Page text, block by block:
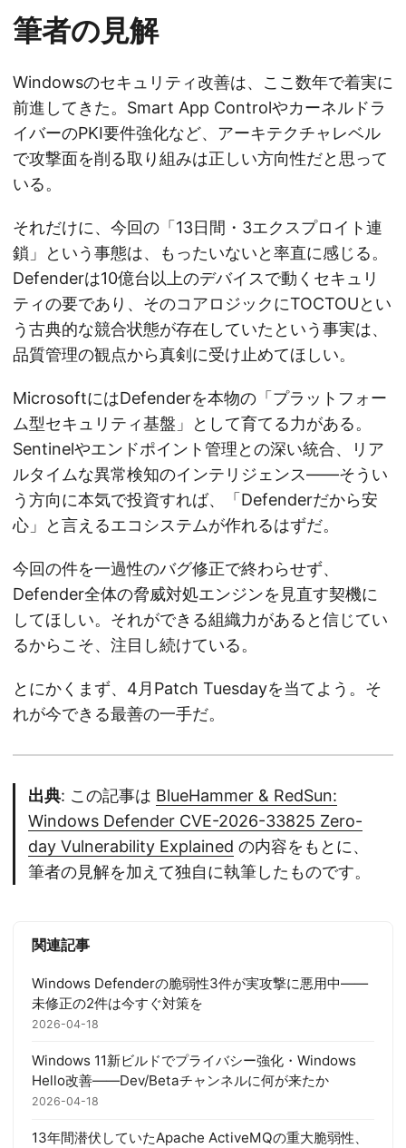
筆者の見解
Windowsのセキュリティ改善は、ここ数年で着実に
前進してきた。Smart App Controlやカーネルドラ
イバーのPKI要件強化など、アーキテクチャレベル
で攻撃面を削る取り組みは正しい方向性だと思って
いる。
それだけに、今回の「13日間・3エクスプロイト連
鎖」という事態は、もったいないと率直に感じる。
Defenderは10億台以上のデバイスで動くセキュリ
ティの要であり、そのコアロジックにTOCTOUとい
う古典的な競合状態が存在していたという事実は、
品質管理の観点から真剣に受け止めてほしい。
MicrosoftにはDefenderを本物の「プラットフォー
ム型セキュリティ基盤」として育てる力がある。
Sentinelやエンドポイント管理との深い統合、リア
ルタイムな異常検知のインテリジェンス——そうい
う方向に本気で投資すれば、「Defenderだから安
心」と言えるエコシステムが作れるはずだ。
今回の件を一過性のバグ修正で終わらせず、
Defender全体の脅威対処エンジンを見直す契機に
してほしい。それができる組織力があると信じてい
るからこそ、注目し続けている。
とにかくまず、4月Patch Tuesdayを当てよう。そ
れが今できる最善の一手だ。
出典: この記事は BlueHammer & RedSun:
Windows Defender CVE-2026-33825 Zero-
day Vulnerability Explained の内容をもとに、
筆者の見解を加えて独自に執筆したものです。
関連記事
Windows Defenderの脆弱性3件が実攻撃に悪用中——
未修正の2件は今すぐ対策を
2026-04-18
Windows 11新ビルドでプライバシー強化・Windows
Hello改善——Dev/Betaチャンネルに何が来たか
2026-04-18
13年間潜伏していたApache ActiveMQの重大脆弱性、